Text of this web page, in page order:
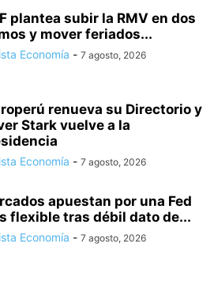
plantea subir la RMV en dos
y mover feriados...
Economía - 7 agosto, 2026
renueva su Directorio y
Stark vuelve a la
Economía - 7 agosto, 2026
apuestan por una Fed
flexible tras débil dato de...
Economía - 7 agosto, 2026